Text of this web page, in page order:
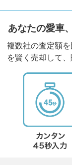
あなたの愛車
複数社の査定額
を賢く売却して